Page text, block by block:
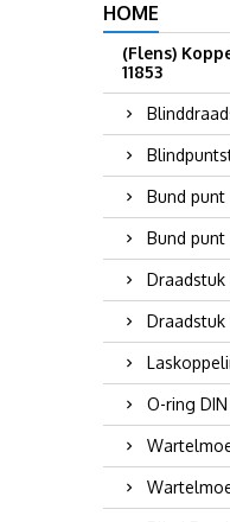
HOME
(Flens)
11853
Bund punt
Bund punt
Draadstuk
Draadstuk
O-ring DIN